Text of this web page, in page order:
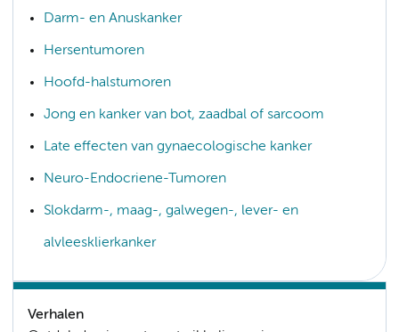
Darm- en Anuskanker
Hersentumoren
Hoofd-halstumoren
Jong en kanker van bot, zaadbal of sarcoom
Late effecten van gynaecologische kanker
Neuro-Endocriene-Tumoren
Slokdarm-, maag-, galwegen-, lever- en
alvleesklierkanker
Verhalen